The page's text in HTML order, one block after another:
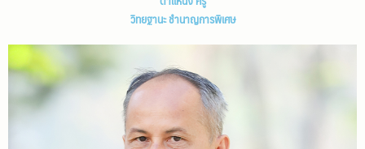
วิทยฐานะ ชำนาญการพิเศษ